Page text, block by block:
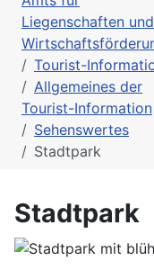
Liegenschaften und
Tourist-
Allgemeines der
Tourist-Information
Sehenswertes
Stadtpark
Stadtpark